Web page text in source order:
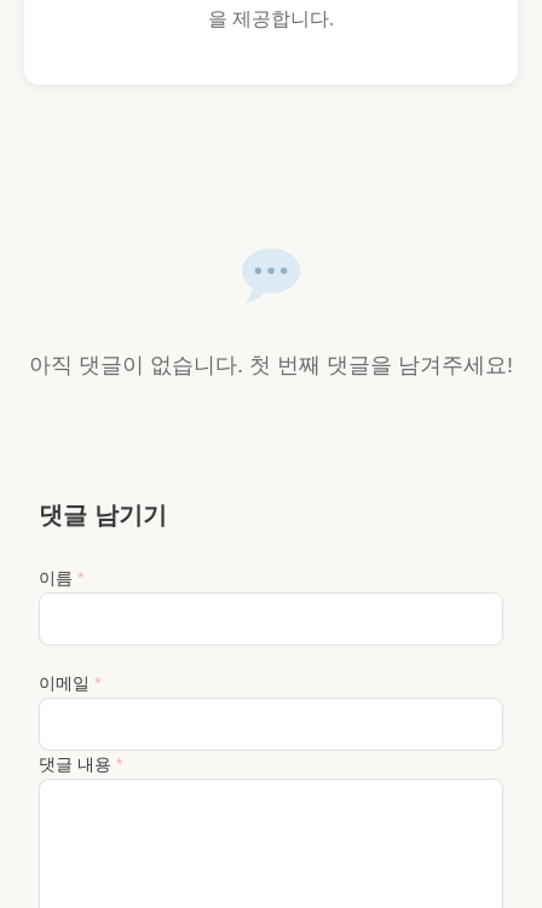
을 제공합니다.
아직 댓글이 없습니다. 첫 번째 댓글을 남겨주세요!
댓글 남기기
이름 *
이메일 *
댓글 내용 *